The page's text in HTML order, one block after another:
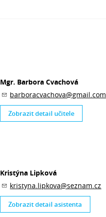
Mgr. Barbora Cvachová
barboracvachova@gmail.com
Zobrazit detail učitele
Kristýna Lipková
kristyna.lipkova@seznam.cz
Zobrazit detail asistenta